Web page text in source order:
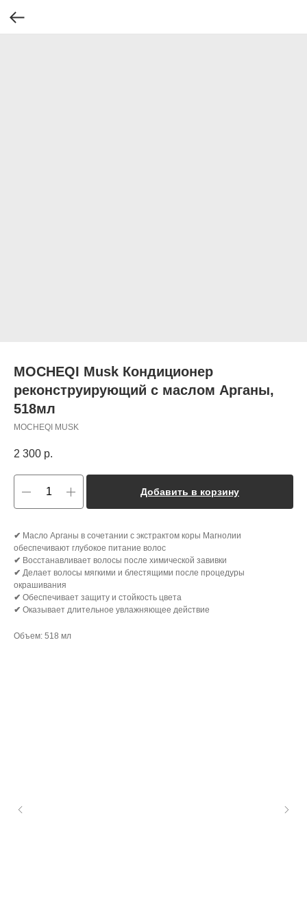
MOCHEQI Musk Кондиционер
реконструирующий с маслом Арганы,
518мл
MOCHEQI MUSK
2 300 р.
Добавить в корзину
✔ Масло Арганы в сочетании с экстрактом коры Магнолии
обеспечивают глубокое питание волос
✔ Восстанавливает волосы после химической завивки
✔ Делает волосы мягкими и блестящими после процедуры
окрашивания
✔ Обеспечивает защиту и стойкость цвета
✔ Оказывает длительное увлажняющее действие
Объем: 518 мл